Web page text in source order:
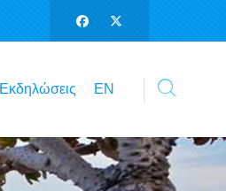
Εκδηλώσεις ΕΝ